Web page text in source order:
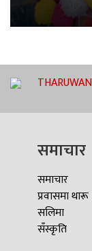
समाचार
समाचार
प्रवासमा थारू
सलिमा
सँस्कृति